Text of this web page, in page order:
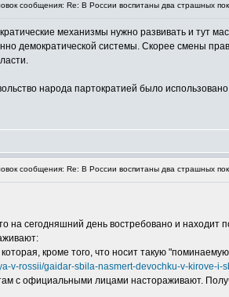
сообщения: Re: В России воспитаны два страшных
механизмы нужно развивать и тут
демократической системы. Скорее смены
народа партократией было
сообщения: Re: В России воспитаны два страшных
на сегодняшний день востребовано и находит
кроме того, что носит такую
v-rossii/gaidar-sbila-nasmert-devochku-v-kirove-i-
с официальными лицами настораживают.